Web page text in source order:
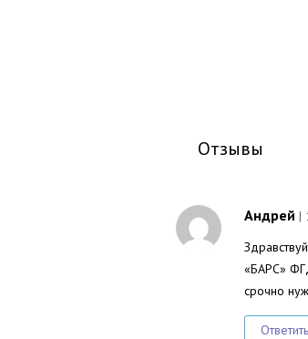
Отзывы
Андрей |
«БАРС»
срочно
Ответить